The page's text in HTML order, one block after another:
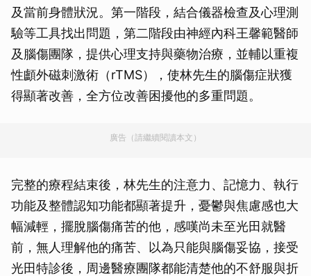
及當前身體狀況。第一階段，結合儀器檢查及心理測
驗等工具找出問題，第二階段由神經內科王馨範醫師
及腦傷團隊，提供心理支持與藥物治療，並輔以重複
性顱外磁刺激術（rTMS），使林先生的腦傷症狀獲
得顯著改善，全方位改善困擾他的多重問題。
廣告（請繼續閱讀本文）
完整的療程結束後，林先生的注意力、記憶力、執行
功能及整體認知功能都顯著提升，憂鬱與焦慮感也大
幅減輕，擺脫腦傷痛苦的他，感嘆尚未至光田就醫
前，無人理解他的痛苦、以為只能與腦傷妥協，接受
光田特診後，周邊醫療團隊都能清楚他的不舒服與折